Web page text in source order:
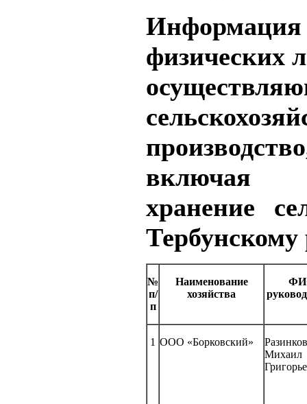
физических
включая
хранение
Тербунскому
№
п/
п
Наименование
хозяйства
1 ООО «Борковский»
Разинков
Михаил